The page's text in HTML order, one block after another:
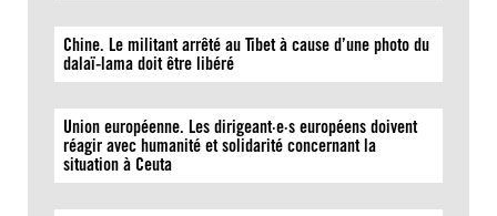
Chine. Le militant arrêté au Tibet à cause d’une photo du
dalaï-lama doit être libéré
Union européenne. Les dirigeant·e·s européens doivent
réagir avec humanité et solidarité concernant la
situation à Ceuta